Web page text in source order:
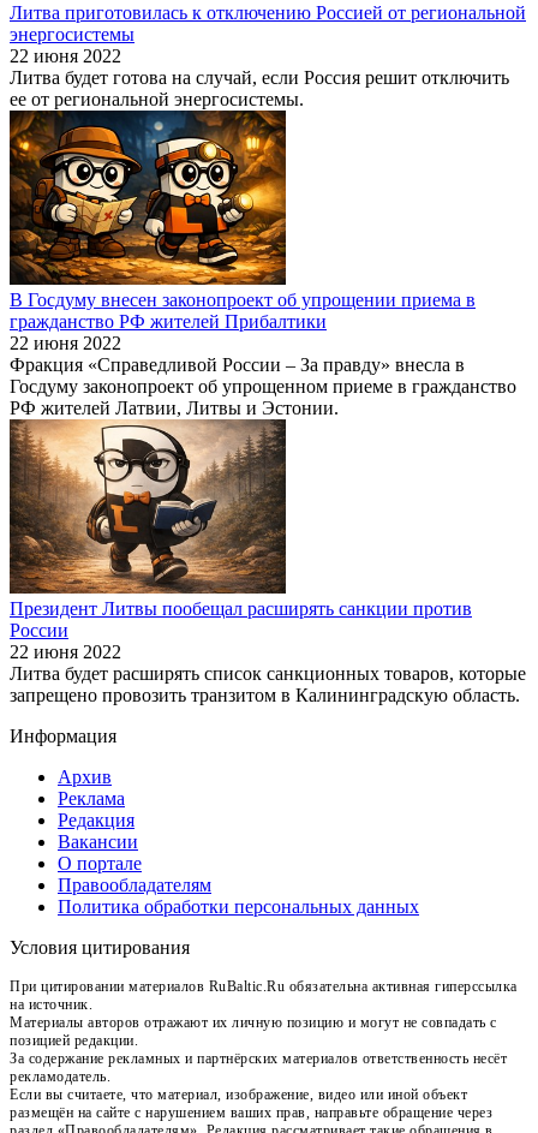
Литва приготовилась к отключению Россией от региональной
энергосистемы
22 июня 2022
Литва будет готова на случай, если Россия решит отключить
ее от региональной энергосистемы.
В Госдуму внесен законопроект об упрощении приема в
гражданство РФ жителей Прибалтики
22 июня 2022
Фракция «Справедливой России – За правду» внесла в
Госдуму законопроект об упрощенном приеме в гражданство
РФ жителей Латвии, Литвы и Эстонии.
Президент Литвы пообещал расширять санкции против
России
22 июня 2022
Литва будет расширять список санкционных товаров, которые
запрещено провозить транзитом в Калининградскую область.
Информация
Архив
Реклама
Редакция
Вакансии
О портале
Правообладателям
Политика обработки персональных данных
Условия цитирования
При цитировании материалов RuBaltic.Ru обязательна активная гиперссылка
на источник.
Материалы авторов отражают их личную позицию и могут не совпадать с
позицией редакции.
За содержание рекламных и партнёрских материалов ответственность несёт
рекламодатель.
Если вы считаете, что материал, изображение, видео или иной объект
размещён на сайте с нарушением ваших прав, направьте обращение через